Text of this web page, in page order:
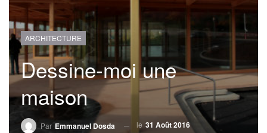
ARCHITECTURE
Dessine-moi une
maison
Par Emmanuel Dosda le 31 Août 2016